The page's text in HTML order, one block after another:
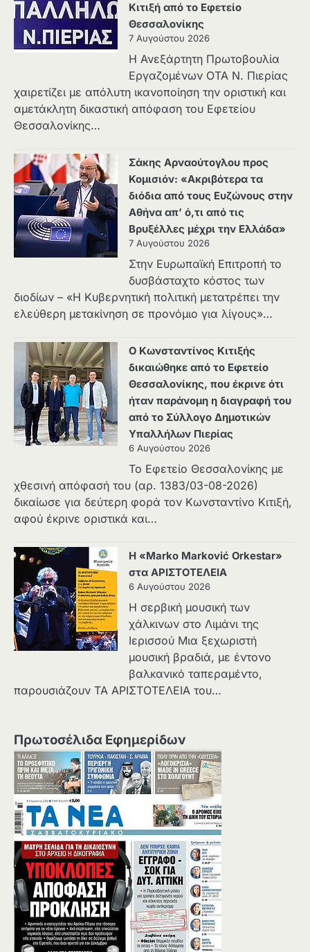
Κιτιξή από το Εφετείο
Θεσσαλονίκης
7 Αυγούστου 2026
Η Ανεξάρτητη Πρωτοβουλία
Εργαζομένων ΟΤΑ Ν. Πιερίας
χαιρετίζει με απόλυτη ικανοποίηση την οριστική και
αμετάκλητη δικαστική απόφαση του Εφετείου
Θεσσαλονίκης…
Σάκης Αρναούτογλου προς
Κομισιόν: «Ακριβότερα τα
διόδια από τους Ευζώνους στην
Αθήνα απ’ ό,τι από τις
Βρυξέλλες μέχρι την Ελλάδα»
7 Αυγούστου 2026
Στην Ευρωπαϊκή Επιτροπή το
δυσβάσταχτο κόστος των
διοδίων – «Η Κυβερνητική πολιτική μετατρέπει την
ελεύθερη μετακίνηση σε προνόμιο για λίγους»…
Ο Κωνσταντίνος Κιτιξής
δικαιώθηκε από το Εφετείο
Θεσσαλονίκης, που έκρινε ότι
ήταν παράνομη η διαγραφή του
από το Σύλλογο Δημοτικών
Υπαλλήλων Πιερίας
6 Αυγούστου 2026
Το Εφετείο Θεσσαλονίκης με
χθεσινή απόφασή του (αρ. 1383/03-08-2026)
δικαίωσε για δεύτερη φορά τον Κωνσταντίνο Κιτιξή,
αφού έκρινε οριστικά και…
Η «Marko Marković Orkestar»
στα ΑΡΙΣΤΟΤΕΛΕΙΑ
6 Αυγούστου 2026
Η σερβική μουσική των
χάλκινων στο Λιμάνι της
Ιερισσού Μια ξεχωριστή
μουσική βραδιά, με έντονο
βαλκανικό ταπεραμέντο,
παρουσιάζουν ΤΑ ΑΡΙΣΤΟΤΕΛΕΙΑ του…
Πρωτοσέλιδα Εφημερίδων